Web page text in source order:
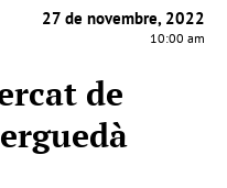
27 de novembre, 2022
10:00 am
de